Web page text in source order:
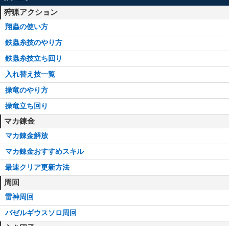
狩猟アクション
翔蟲の使い方
鉄蟲糸技のやり方
鉄蟲糸技立ち回り
入れ替え技一覧
操竜のやり方
操竜立ち回り
マカ錬金
マカ錬金解放
マカ錬金おすすめスキル
最速クリア更新方法
周回
雷神周回
バゼルギウスソロ周回